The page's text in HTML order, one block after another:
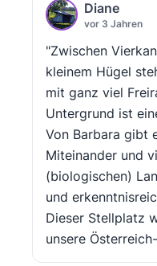
Diane
vor 3 Jahren
"Zwischen
kleinem Hügel
mit ganz viel
Untergrund ist
Von Barbara gibt
Miteinander und
(biologischen)
und
Dieser Stellplatz
unsere